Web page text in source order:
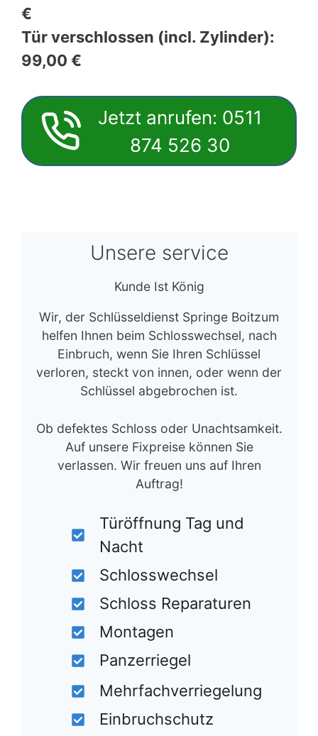
€
Tür verschlossen (incl. Zylinder):
99,00 €
Jetzt anrufen: 0511
874 526 30
Unsere service
Kunde Ist König
Wir, der Schlüsseldienst Springe Boitzum
helfen Ihnen beim Schlosswechsel, nach
Einbruch, wenn Sie Ihren Schlüssel
verloren, steckt von innen, oder wenn der
Schlüssel abgebrochen ist.
Ob defektes Schloss oder Unachtsamkeit.
Auf unsere Fixpreise können Sie
verlassen. Wir freuen uns auf Ihren
Auftrag!
Türöffnung Tag und
Nacht
Schlosswechsel
Schloss Reparaturen
Montagen
Panzerriegel
Mehrfachverriegelung
Einbruchschutz